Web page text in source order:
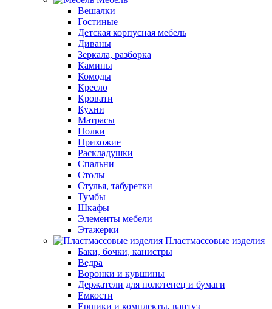
Вешалки
Гостиные
Детская корпусная мебель
Диваны
Зеркала, разборка
Камины
Комоды
Кресло
Кровати
Кухни
Матрасы
Полки
Прихожие
Раскладушки
Спальни
Столы
Стулья, табуретки
Тумбы
Шкафы
Элементы мебели
Этажерки
Пластмассовые изделия
Баки, бочки, канистры
Ведра
Воронки и кувшины
Держатели для полотенец и бумаги
Емкости
Ершики и комплекты, вантуз